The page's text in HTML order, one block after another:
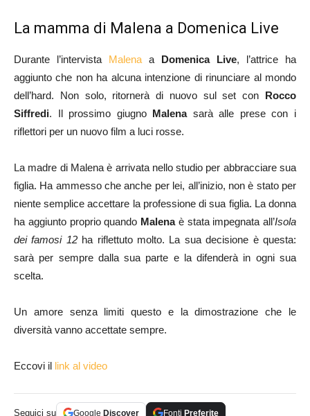
La mamma di Malena a Domenica Live
Durante l’intervista Malena a Domenica Live, l’attrice ha
aggiunto che non ha alcuna intenzione di rinunciare al mondo
dell’hard. Non solo, ritornerà di nuovo sul set con Rocco
Siffredi. Il prossimo giugno Malenasarà alle prese con i
riflettori per un nuovo film a luci rosse.
La madre di Malena è arrivata nello studio per abbracciare sua
figlia. Ha ammesso che anche per lei, all’inizio, non è stato per
niente semplice accettare la professione di sua figlia. La donna
ha aggiunto proprio quando Malenaè stata impegnata all’Isola
dei famosi 12ha riflettuto molto. La sua decisione è questa:
sarà per sempre dalla sua parte e la difenderà in ogni sua
scelta.
Un amore senza limiti questo e la dimostrazione che le
diversità vanno accettate sempre.
Eccovi il link al video
Seguici su Google Discover Fonti Preferite